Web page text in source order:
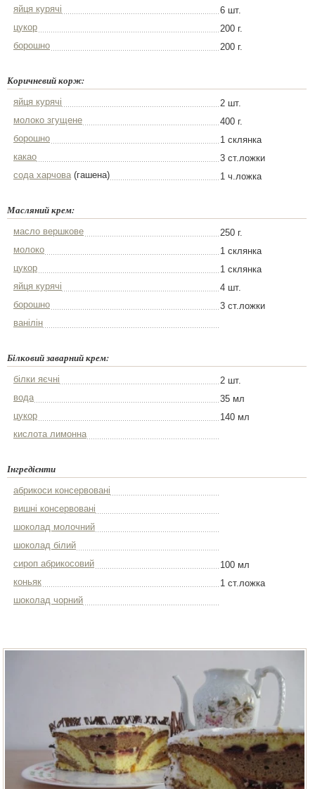
яйця курячі
6 шт.
цукор
200 г.
борошно
200 г.
Коричневий корж:
яйця курячі
2 шт.
молоко згущене
400 г.
борошно
1 склянка
какао
3 ст.ложки
сода харчова(гашена) 1 ч.ложка
Масляний крем:
масло вершкове
250 г.
молоко
1 склянка
цукор
1 склянка
яйця курячі
4 шт.
борошно
3 ст.ложки
ванілін
Білковий заварний крем:
білки яєчні
2 шт.
вода
35 мл
цукор
140 мл
кислота лимонна
Інгредієнти
абрикоси консервовані
вишні консервовані
шоколад молочний
шоколад білий
сироп абрикосовий
100 мл
коньяк
1 ст.ложка
шоколад чорний